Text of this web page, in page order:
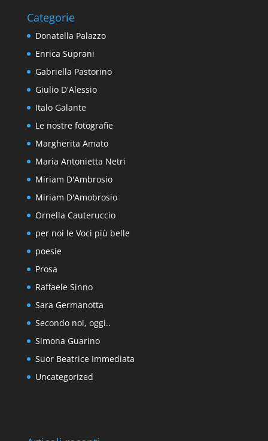
Categorie
Donatella Palazzo
Enrica Suprani
Gabriella Pastorino
Giulio D'Alessio
Italo Galante
Le nostre fotografie
Margherita Amato
Maria Antonietta Netri
Miriam D'Ambrosio
Miriam D'Amobrosio
Ornella Cauteruccio
per noi le Voci più belle
poesie
Prosa
Raffaele Sinno
Sara Germanotta
Secondo noi, oggi..
Simona Guarino
Suor Beatrice Immediata
Uncategorized